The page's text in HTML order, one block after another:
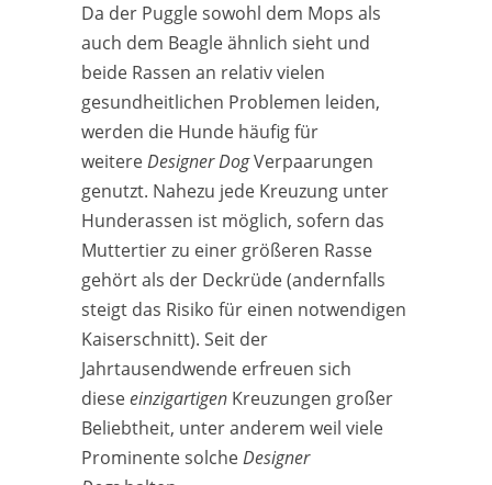
Da der Puggle sowohl dem Mops als
auch dem Beagle ähnlich sieht und
beide Rassen an relativ vielen
gesundheitlichen Problemen leiden,
werden die Hunde häufig für
weitereDesigner DogVerpaarungen
genutzt. Nahezu jede Kreuzung unter
Hunderassen ist möglich, sofern das
Muttertier zu einer größeren Rasse
gehört als der Deckrüde (andernfalls
steigt das Risiko für einen notwendigen
Kaiserschnitt). Seit der
Jahrtausendwende erfreuen sich
dieseeinzigartigen Kreuzungen großer
Beliebtheit, unter anderem weil viele
Prominente solcheDesigner